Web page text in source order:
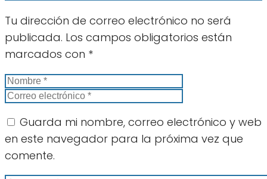
Tu dirección de correo electrónico no será
publicada. Los campos obligatorios están
marcados con *
Guarda mi nombre, correo electrónico y web
en este navegador para la próxima vez que
comente.